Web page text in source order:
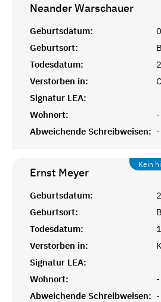
NeanderWarschauer
Geburtsdatum:
Geburtsort:
Todesdatum:
Verstorben in:
Signatur LEA:
Wohnort:
-
Abweichende Schreibweisen: -
Kein
Ernst Meyer
Geburtsdatum:
Geburtsort:
Todesdatum:
Verstorben in:
Signatur LEA:
Wohnort:
-
Abweichende Schreibweisen: -